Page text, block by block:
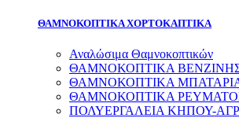
ΘΑΜΝΟΚΟΠΤΙΚΑ ΧΟΡΤΟΚΑΠΤΙΚΑ
Αναλώσιμα Θαμνοκοπτικών
ΘΑΜΝΟΚΟΠΤΙΚΑ
ΘΑΜΝΟΚΟΠΤΙΚΑ
ΘΑΜΝΟΚΟΠΤΙΚΑ
ΠΟΛΥΕΡΓΑΛΕΙΑ ΚΗΠΟΥ-